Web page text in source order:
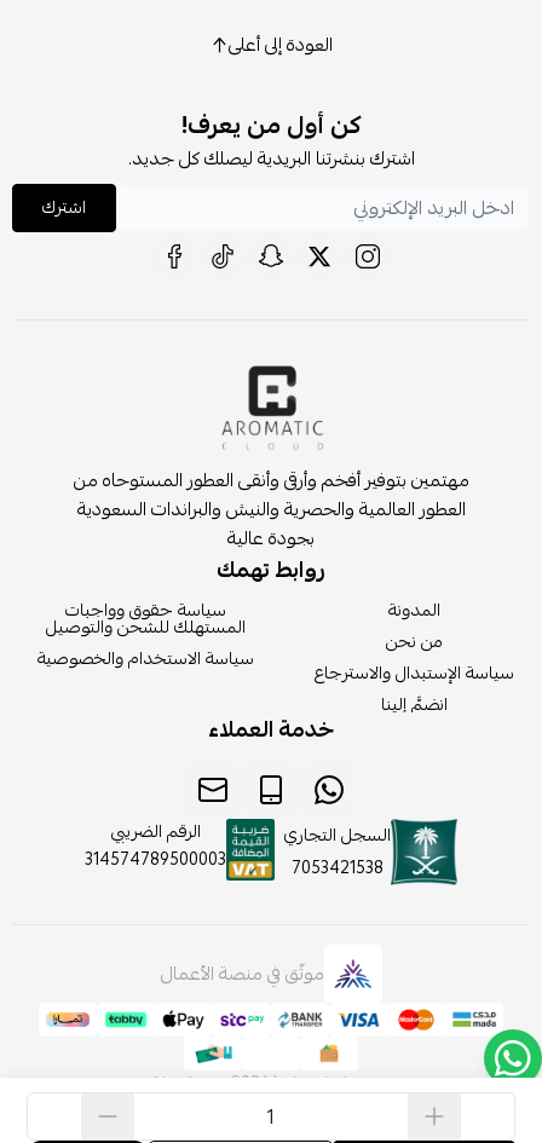
العودة إلى أعلى
كن أول من يعرف!
اشترك بنشرتنا البريدية ليصلك كل جديد.
اشترك
مهتمين بتوفير أفخم وأرقى وأنقى العطور المستوحاه من
العطور العالمية والحصرية والنيش والبراندات السعودية
بجودة عالية
روابط تهمك
المدونة
من نحن
سياسة الإستبدال والاسترجاع
انضمَّ إلينا
سياسة حقوق وواجبات
المستهلك للشحن والتوصيل
سياسة الاستخدام والخصوصية
خدمة العملاء
السجل التجاري
7053421538
الرقم الضريبي
314574789500003
موثّق في منصة الأعمال
صنع بإتقان على | 2026 منصة سلة